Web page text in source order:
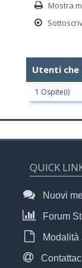
Mostra
Utenti che
1 Ospite(i)
QUICK
Nuovi
Forum
Modalità